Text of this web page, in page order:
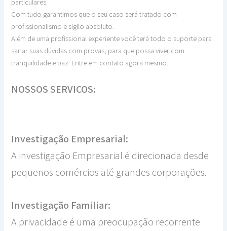
Com tudo garantimos que o seu caso será tratado com
profissionalismo e sigilo absoluto.
Além de uma profissional experiente você terá todo o suporte para
sanar suas dúvidas com provas, para que possa viver com
tranquilidade e paz. Entre em contato agora mesmo.
NOSSOS SERVIÇOS:
Investigação Empresarial:
A investigação Empresarial é direcionada desde
pequenos comércios até grandes corporações.
Investigação Familiar:
A privacidade é uma preocupação recorrente